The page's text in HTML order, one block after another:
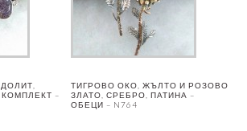
–
ТИГРОВО ОКО, ЖЪЛТО И РОЗОВО
ЗЛАТО, СРЕБРО, ПАТИНА –
ОБЕЦИ – N764